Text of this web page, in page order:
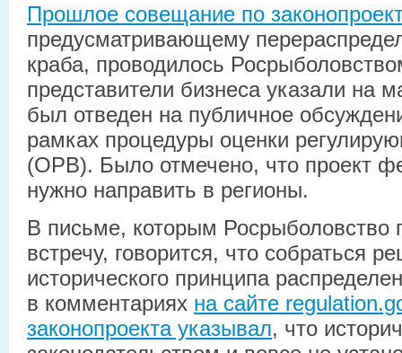
Прошлое совещание по
предусматривающему
краба, проводилось
представители бизнеса указали на
был отведен на публичное
рамках процедуры оценки
(ОРВ). Было отмечено, что проект
нужно направить в регионы.
В письме, которым Росрыболовство
встречу, говорится, что собраться
исторического принципа
в комментариях на сайте
законопроекта указывал, что